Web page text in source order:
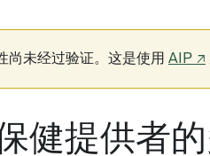
尚未经过验证。这是使用 AIP ↗
健提供者